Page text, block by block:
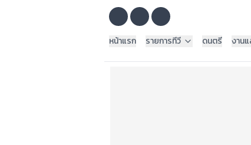
หน้าแรก
รายการทีวี ดนตรี งาน